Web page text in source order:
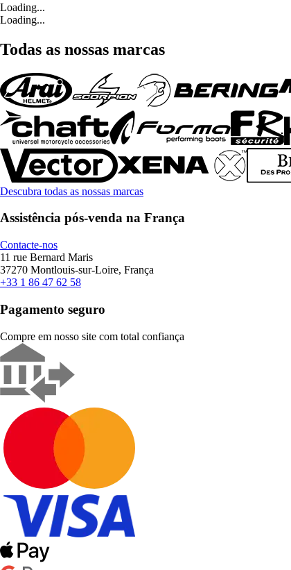
Loading...
Loading...
Todas as nossas marcas
Descubra todas as nossas marcas
Assistência pós-venda na França
Contacte-nos
11 rue Bernard Maris
37270 Montlouis-sur-Loire, França
+33 1 86 47 62 58
Pagamento seguro
Compre em nosso site com total confiança